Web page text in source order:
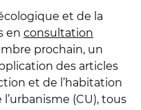
et de la
en consultation
prochain, un
des articles
et de l’habitation
l’urbanisme (CU), tous